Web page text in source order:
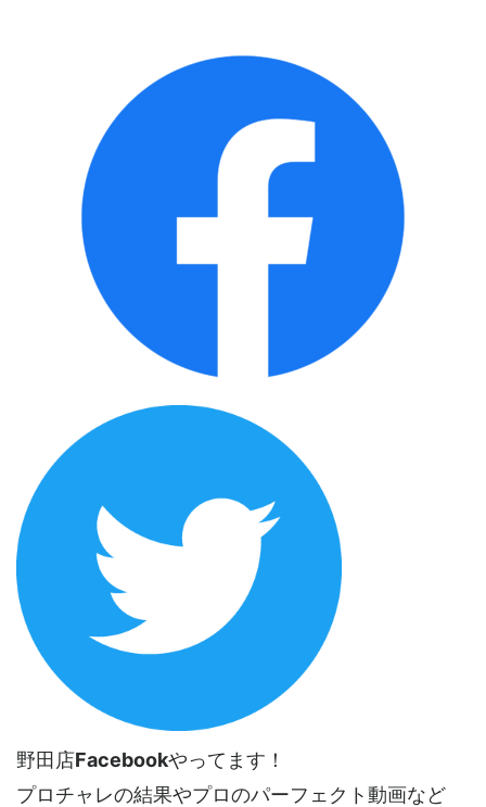
野田店Facebookやってます！
プロチャレの結果やプロのパーフェクト動画など